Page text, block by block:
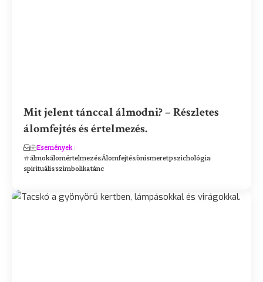
Mit jelent tánccal álmodni? – Részletes
álomfejtés és értelmezés.
Események
álmokálomértelmezésÁlomfejtésönismeretpszichológia
spirituálisszimbolikatánc